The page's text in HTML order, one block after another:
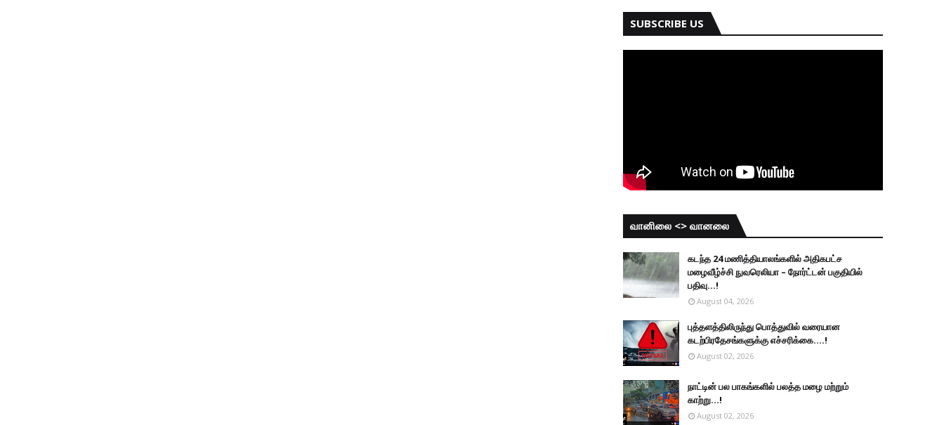
SUBSCRIBE US
வானிலை <> வானலை
கடந்த 24 மணித்தியாலங்களில் அதிகபட்ச
மழைவீழ்ச்சி நுவரெலியா – நோர்ட்டன் பகுதியில்
பதிவு...!
August 04, 2026
புத்தளத்திலிருந்து பொத்துவில் வரையான
கடற்பிரதேசங்களுக்கு எச்சரிக்கை....!
August 02, 2026
நாட்டின் பல பாகங்களில் பலத்த மழை மற்றும்
காற்று...!
August 02, 2026